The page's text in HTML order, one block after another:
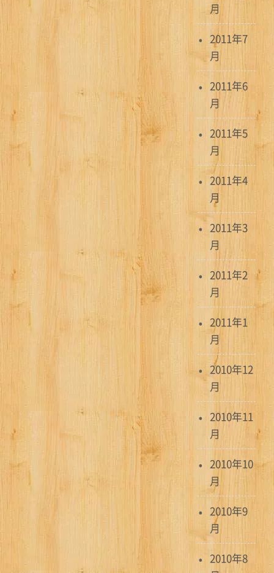
月
2011年7
月
2011年6
月
2011年5
月
2011年4
月
2011年3
月
2011年2
月
2011年1
月
2010年12
月
2010年11
月
2010年10
月
2010年9
月
2010年8